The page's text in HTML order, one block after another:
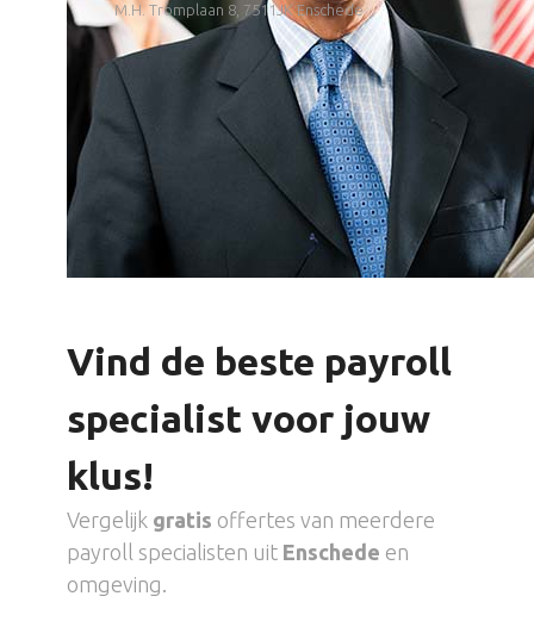
M.H. Tromplaan 8, 7511JK Enschede
Vind de beste payroll
specialist voor jouw
klus!
Vergelijk gratis offertes van meerdere
payroll specialisten uit Enschede en
omgeving.